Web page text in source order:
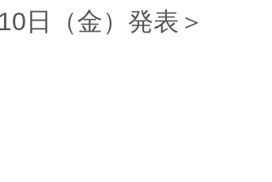
日（金）発表＞